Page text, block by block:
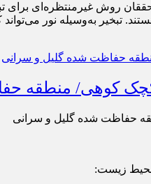
روش غیرمنتظره‌ای
تبخیر به‌وسیله نور
کوهی/ منطقه
حفاظت شده گلیل و سرانی
زیست: